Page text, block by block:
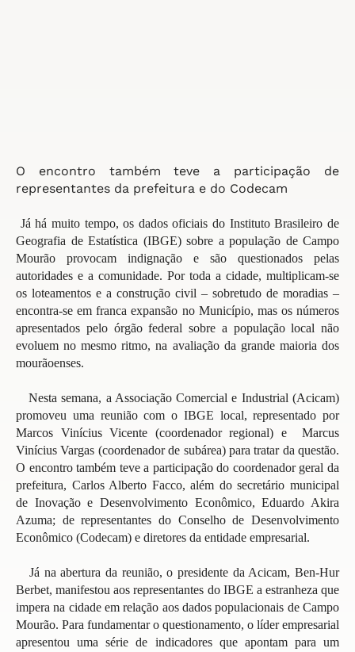
O encontro também teve a participação de
representantes da prefeitura e do Codecam
Já há muito tempo, os dados oficiais do Instituto Brasileiro de
Geografia de Estatística (IBGE) sobre a população de Campo
Mourão provocam indignação e são questionados pelas
autoridades e a comunidade. Por toda a cidade, multiplicam-se
os loteamentos e a construção civil – sobretudo de moradias –
encontra-se em franca expansão no Município, mas os números
apresentados pelo órgão federal sobre a população local não
evoluem no mesmo ritmo, na avaliação da grande maioria dos
mourãoenses.
Nesta semana, a Associação Comercial e Industrial (Acicam)
promoveu uma reunião com o IBGE local, representado por
Marcos Vinícius Vicente (coordenador regional) e Marcus
Vinícius Vargas (coordenador de subárea) para tratar da questão.
O encontro também teve a participação do coordenador geral da
prefeitura, Carlos Alberto Facco, além do secretário municipal
de Inovação e Desenvolvimento Econômico, Eduardo Akira
Azuma; de representantes do Conselho de Desenvolvimento
Econômico (Codecam) e diretores da entidade empresarial.
Já na abertura da reunião, o presidente da Acicam, Ben-Hur
Berbet, manifestou aos representantes do IBGE a estranheza que
impera na cidade em relação aos dados populacionais de Campo
Mourão. Para fundamentar o questionamento, o líder empresarial
apresentou uma série de indicadores que apontam para um